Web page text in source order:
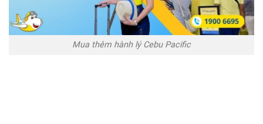
Mua thêm hành lý Cebu Pacific